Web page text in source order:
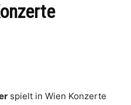
spielt in Wien Konzerte